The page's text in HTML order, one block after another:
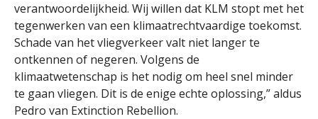
verantwoordelijkheid. Wij willen dat KLM stopt met het
tegenwerken van een klimaatrechtvaardige toekomst.
Schade van het vliegverkeer valt niet langer te
ontkennen of negeren. Volgens de
klimaatwetenschap is het nodig om heel snel minder
te gaan vliegen. Dit is de enige echte oplossing,” aldus
Pedro van Extinction Rebellion.